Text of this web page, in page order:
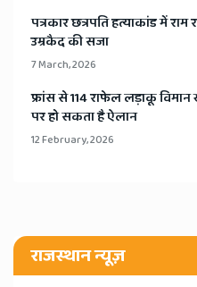
​पत्रकार छत्रपति हत्याकांड में
उम्रकैद की सजा
7 March, 2026
​फ्रांस से 114 राफेल लड़ाकू
पर हो सकता है ऐलान
12 February, 2026
राजस्थान न्यूज़